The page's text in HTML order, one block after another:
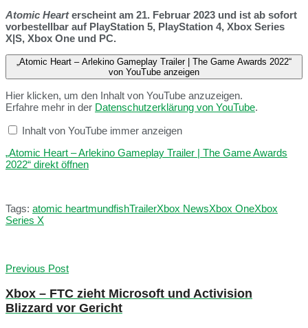
Atomic Hearterscheint am 21. Februar 2023 und ist ab sofort
vorbestellbar auf PlayStation 5, PlayStation 4, Xbox Series
X|S, Xbox One und PC.
„Atomic Heart – Arlekino Gameplay Trailer | The Game Awards 2022“
von YouTube anzeigen
Hier klicken, um den Inhalt von YouTube anzuzeigen.
Erfahre mehr in der Datenschutzerklärung von YouTube.
Inhalt von YouTube immer anzeigen
„Atomic Heart – Arlekino Gameplay Trailer | The Game Awards
2022“ direkt öffnen
Tags: atomic heartmundfishTrailerXbox NewsXbox OneXbox
Series X
Previous Post
Xbox – FTC zieht Microsoft und Activision
Blizzard vor Gericht